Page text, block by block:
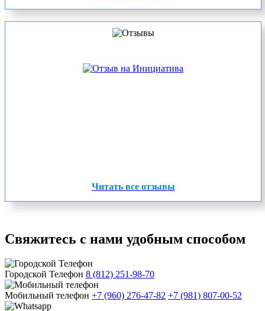
Читать все отзывы
Свяжитесь с нами удобным способом
Городской Телефон 8 (812) 251-98-70
Мобильный телефон +7 (960) 276-47-82 +7 (981) 807-00-52